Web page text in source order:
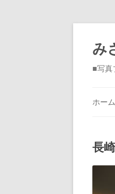
み
■写真
ホーム
長